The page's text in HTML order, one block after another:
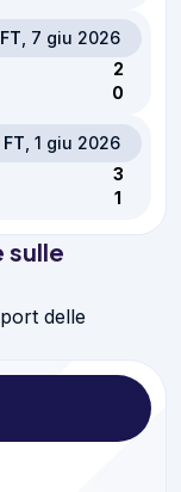
FT , 7 giu 2026
2
0
FT , 1 giu 2026
3
1
sulle
delle